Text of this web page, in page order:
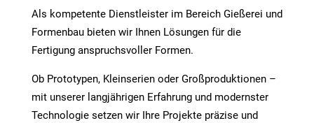
Als kompetente Dienstleister im Bereich Gießerei und
Formenbau bieten wir Ihnen Lösungen für die
Fertigung anspruchsvoller Formen.
Ob Prototypen, Kleinserien oder Großproduktionen –
mit unserer langjährigen Erfahrung und modernster
Technologie setzen wir Ihre Projekte präzise und